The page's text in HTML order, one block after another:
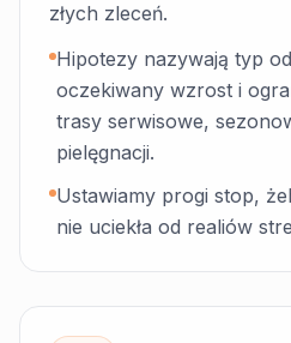
złych zleceń.
Hipotezy nazywają typ
oczekiwany wzrost i
trasy serwisowe,
pielęgnacji.
Ustawiamy progi stop,
nie uciekła od realiów